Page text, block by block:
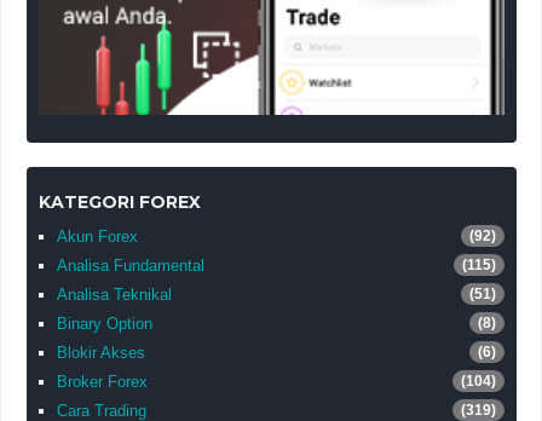
KATEGORI FOREX
Akun Forex (92)
Analisa Fundamental (115)
Analisa Teknikal (51)
Binary Option (8)
Blokir Akses (6)
Broker Forex (104)
Cara Trading (319)